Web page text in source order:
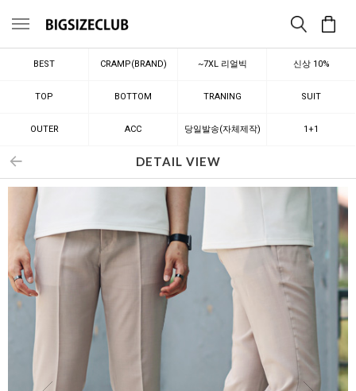
메뉴
BEST CRAMP(BRAND) ~7XL 리얼빅 신상 10%
TOP BOTTOM TRANING SUIT
OUTER ACC 당일발송(자체제작) 1+1
DETAIL VIEW